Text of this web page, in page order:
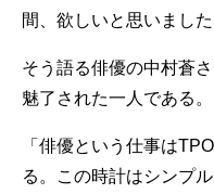
間、欲しいと思いました
そう語る俳優の中村蒼
魅了された一人である。
「俳優という仕事は
る。この時計はシンプ